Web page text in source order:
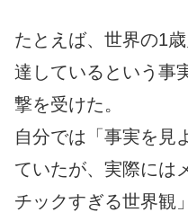
たとえば、世界の1
達しているという事
撃を受けた。
自分では「事実を見
ていたが、実際には
チックすぎる世界観